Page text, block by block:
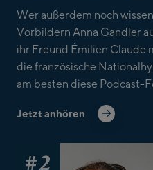
Wer außerdem noch
Vorbildern Anna Gandler
ihr Freund Émilien Claude
die französische
am besten diese Podcast-
Jetzt anhören